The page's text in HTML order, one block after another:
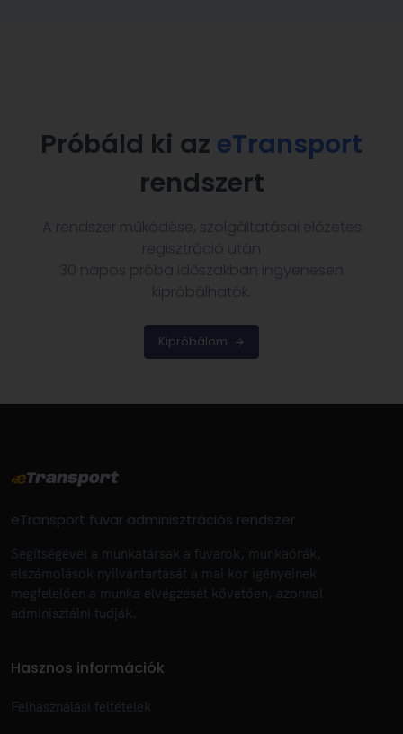
Próbáld ki az eTransport
rendszert
A rendszer működése, szolgáltatásai előzetes
regisztráció után
30 napos próba időszakban ingyenesen
kipróbálhatók.
Kipróbálom
eTransport fuvar adminisztrációs rendszer
Segítségével a munkatársak a fuvarok, munkaórák,
elszámolások nyilvántartását a mai kor igényeinek
megfelelően a munka elvégzését követően, azonnal
adminisztálni tudják.
Hasznos információk
Felhasználási feltételek